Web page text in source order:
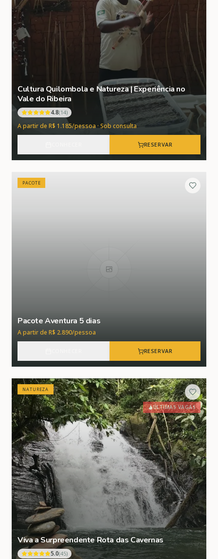
Cultura Quilombola e Natureza | Experiência no
Vale do Ribeira
4.8(14)
A partir de R$ 1.185/pessoa · Sob consulta
RESERVAR
PACOTE
Pacote Aventura 5 dias
A partir de R$ 2.890/pessoa
RESERVAR
NATUREZA
ÚLTIMAS VAGAS
Viva a Surpreendente Rota das Cavernas
5.0(45)